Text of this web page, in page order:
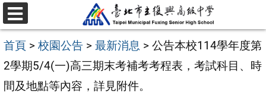
跳
至
主
要
內
選
單
首頁 > 校園公告 > 最新消息 > 公告本校114學年度第
2學期5/4(一)高三期末考補考考程表，考試科目、時
間及地點等內容，詳見附件。